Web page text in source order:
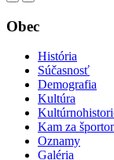
Obec
História
Súčasnosť
Demografia
Kultúra
Kam za
Oznamy
Galéria